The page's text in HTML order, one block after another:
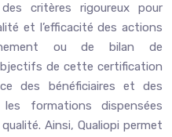
critères rigoureux pour
et l’efficacité des actions
ou de bilan de
de cette certification
des bénéficiaires et des
formations dispensées
Ainsi, Qualiopi permet